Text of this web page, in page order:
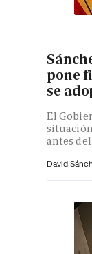
pone
se
El
antes
David